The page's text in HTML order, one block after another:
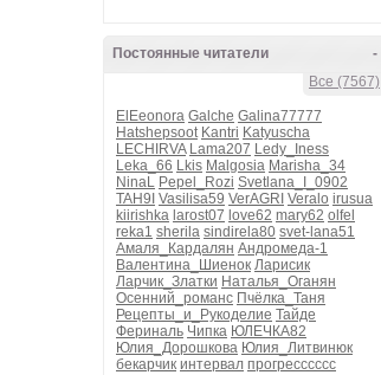
-
Постоянные читатели
Все (7567)
ElEeonora Galche Galina77777
Hatshepsoot Kantri Katyuscha
LECHIRVA Lama207 Ledy_Iness
Leka_66 Lkis Malgosia Marisha_34
NinaL Pepel_Rozi Svetlana_I_0902
TAH9I Vasilisa59 VerAGRI Veralo irusua
kiirishka larost07 love62 mary62 olfel
reka1 sherila sindirela80 svet-lana51
Амаля_Кардалян Андромеда-1
Валентина_Шиенок Ларисик
Ларчик_Златки Наталья_Оганян
Осенний_романс Пчёлка_Таня
Рецепты_и_Рукоделие Тайде
Фериналь Чипка ЮЛЕЧКА82
Юлия_Дорошкова Юлия_Литвинюк
бекарчик интервал прогресссссс